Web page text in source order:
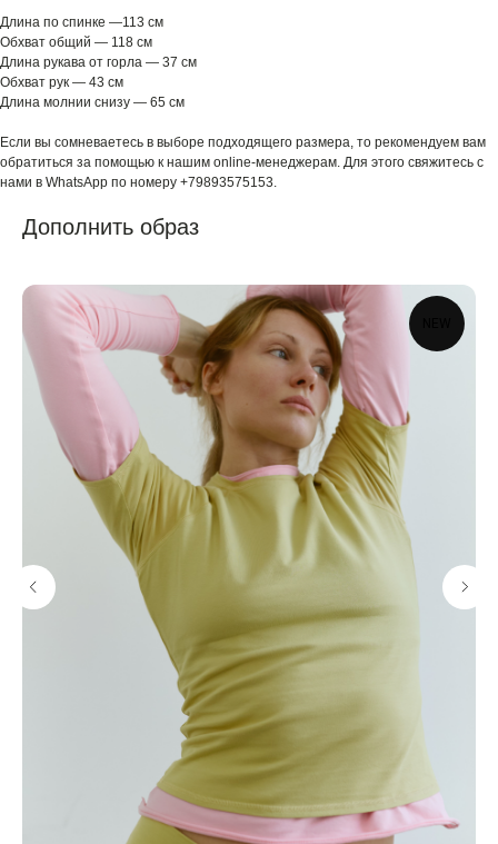
Длина по спинке —113 см
Обхват общий — 118 см
Длина рукава от горла — 37 см
Обхват рук — 43 см
Длина молнии снизу — 65 см
Если вы сомневаетесь в выборе подходящего размера, то рекомендуем вам
обратиться за помощью к нашим online-менеджерам. Для этого свяжитесь с
нами в WhatsApp по номеру +79893575153.
Дополнить образ